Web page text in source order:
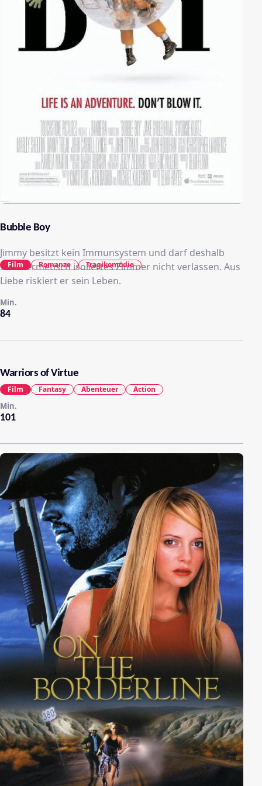
Bubble Boy
Jimmy besitzt kein Immunsystem und darf deshalb
sein hermetisch isoliertes Zimmer nicht verlassen. Aus
Liebe riskiert er sein Leben.
84
Min.
Film Romanze Tragikomödie
Warriors of Virtue
101
Min.
Film Fantasy Abenteuer Action